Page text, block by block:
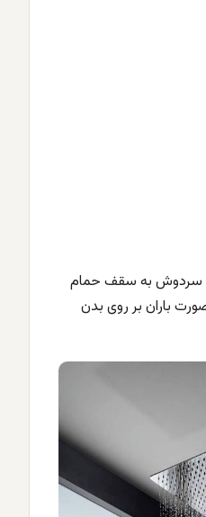
سردوش به سقف حمام
باران بر روی بدن